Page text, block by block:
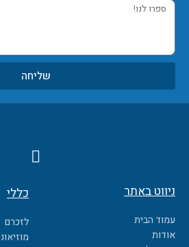
ספרו
שליחה
F
a
ניווט באתר
עמוד הבית
אודות
כללי
לזכרם